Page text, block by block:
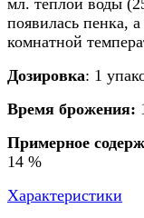
появилась пенка,
комнатной
Дозировка: 1
Время брожения:
Примерное
14 %
Характеристики